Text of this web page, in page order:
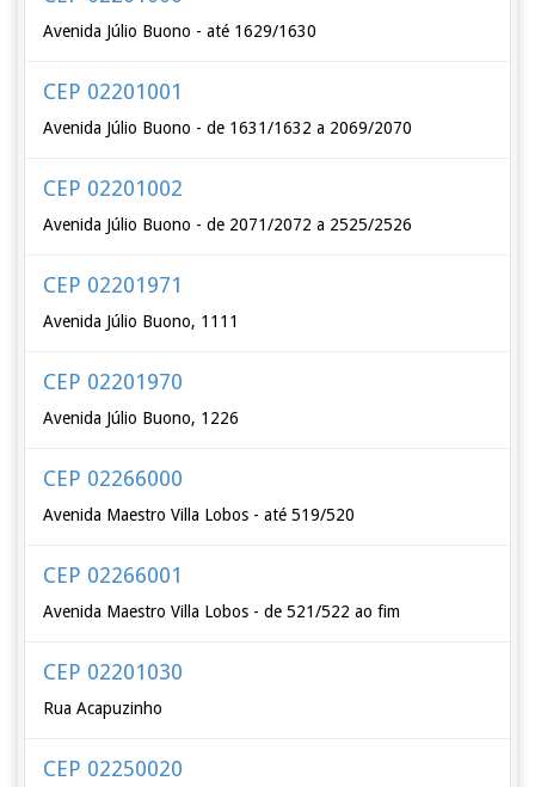
Avenida Júlio Buono - até 1629/1630
CEP 02201001
Avenida Júlio Buono - de 1631/1632 a 2069/2070
CEP 02201002
Avenida Júlio Buono - de 2071/2072 a 2525/2526
CEP 02201971
Avenida Júlio Buono, 1111
CEP 02201970
Avenida Júlio Buono, 1226
CEP 02266000
Avenida Maestro Villa Lobos - até 519/520
CEP 02266001
Avenida Maestro Villa Lobos - de 521/522 ao fim
CEP 02201030
Rua Acapuzinho
CEP 02250020